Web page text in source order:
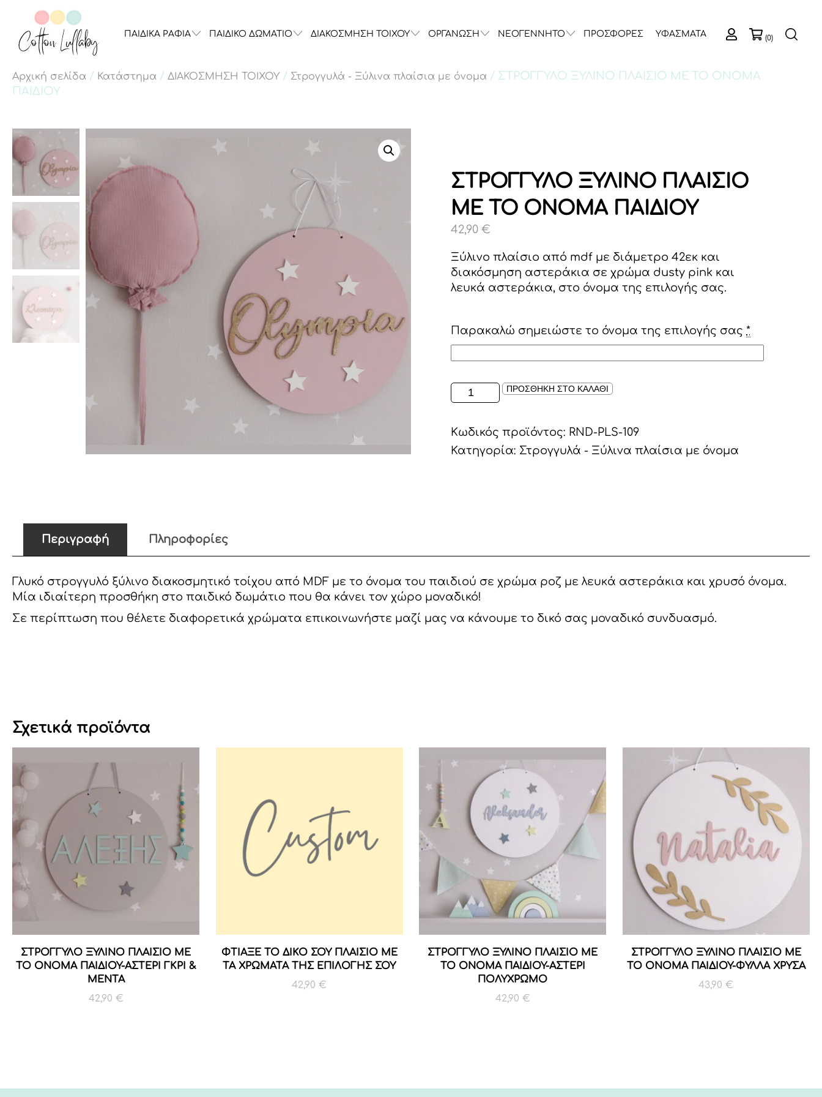
ΠΑΙΔΙΚΑ ΡΑΦΙΑ ΠΑΙΔΙΚΟ ΔΩΜΑΤΙΟ ΔΙΑΚΟΣΜΗΣΗ ΤΟΙΧΟΥ ΟΡΓΑΝΩΣΗ ΝΕΟΓΕΝΝΗΤΟ ΠΡΟΣΦΟΡΕΣ ΥΦΑΣΜΑΤΑ (0)
Αρχική σελίδα / Κατάστημα / ΔΙΑΚΟΣΜΗΣΗ ΤΟΙΧΟΥ / Στρογγυλά - Ξύλινα πλαίσια με όνομα / ΣΤΡΟΓΓΥΛΟ ΞΥΛΙΝΟ ΠΛΑΙΣΙΟ ΜΕ ΤΟ ΟΝΟΜΑ
ΠΑΙΔΙΟΥ
ΣΤΡΟΓΓΥΛΟ ΞΥΛΙΝΟ ΠΛΑΙΣΙΟ
ΜΕ ΤΟ ΟΝΟΜΑ ΠΑΙΔΙΟΥ
42,90€
Ξύλινο πλαίσιο από mdf με διάμετρο 42εκ και
διακόσμηση αστεράκια σε χρώμα dusty pink και
λευκά αστεράκια, στο όνομα της επιλογής σας.
Παρακαλώ σημειώστε το όνομα της επιλογής σας *
ΣΤΡΟΓΓΥΛΟ
ΞΥΛΙΝΟ
ΜΕ
ΤΟ
ΠΡΟΣΘΗΚΗ ΣΤΟ ΚΑΛΑΘΙ
Κωδικός προϊόντος: RND-PLS-109
Κατηγορία: Στρογγυλά - Ξύλινα πλαίσια με όνομα
Περιγραφή Πληροφορίες
Γλυκό στρογγυλό ξύλινο διακοσμητικό τοίχου από MDF με το όνομα του παιδιού σε χρώμα ροζ με λευκά αστεράκια και χρυσό όνομα.
Μία ιδιαίτερη προσθήκη στο παιδικό δωμάτιο που θα κάνει τον χώρο μοναδικό!
Σε περίπτωση που θέλετε διαφορετικά χρώματα επικοινωνήστε μαζί μας να κάνουμε το δικό σας μοναδικό συνδυασμό.
Σχετικά προϊόντα
ΣΤΡΟΓΓΥΛΟ ΞΥΛΙΝΟ ΠΛΑΙΣΙΟ ΜΕ
ΤΟ ΟΝΟΜΑ ΠΑΙΔΙΟΥ-ΑΣΤΕΡΙ ΓΚΡΙ &
ΜΕΝΤΑ
42,90 €
ΦΤΙΑΞΕ ΤΟ ΔΙΚΟ ΣΟΥ ΠΛΑΙΣΙΟ ΜΕ
ΤΑ ΧΡΩΜΑΤΑ ΤΗΣ ΕΠΙΛΟΓΗΣ ΣΟΥ
42,90€
ΣΤΡΟΓΓΥΛΟ ΞΥΛΙΝΟ ΠΛΑΙΣΙΟ ΜΕ
ΤΟ ΟΝΟΜΑ ΠΑΙΔΙΟΥ-ΑΣΤΕΡΙ
ΠΟΛΥΧΡΩΜΟ
42,90 €
ΣΤΡΟΓΓΥΛΟ ΞΥΛΙΝΟ ΠΛΑΙΣΙΟ ΜΕ
ΤΟ ΟΝΟΜΑ ΠΑΙΔΙΟΥ-ΦΥΛΛΑ ΧΡΥΣΑ
43,90€